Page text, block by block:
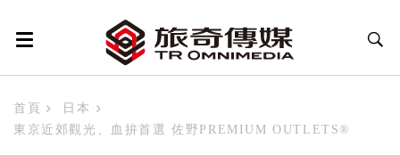
首頁
日本
東京近郊觀光、血拚首選 佐野PREMIUM OUTLETS®